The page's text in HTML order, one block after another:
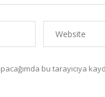
bu tarayıcıya